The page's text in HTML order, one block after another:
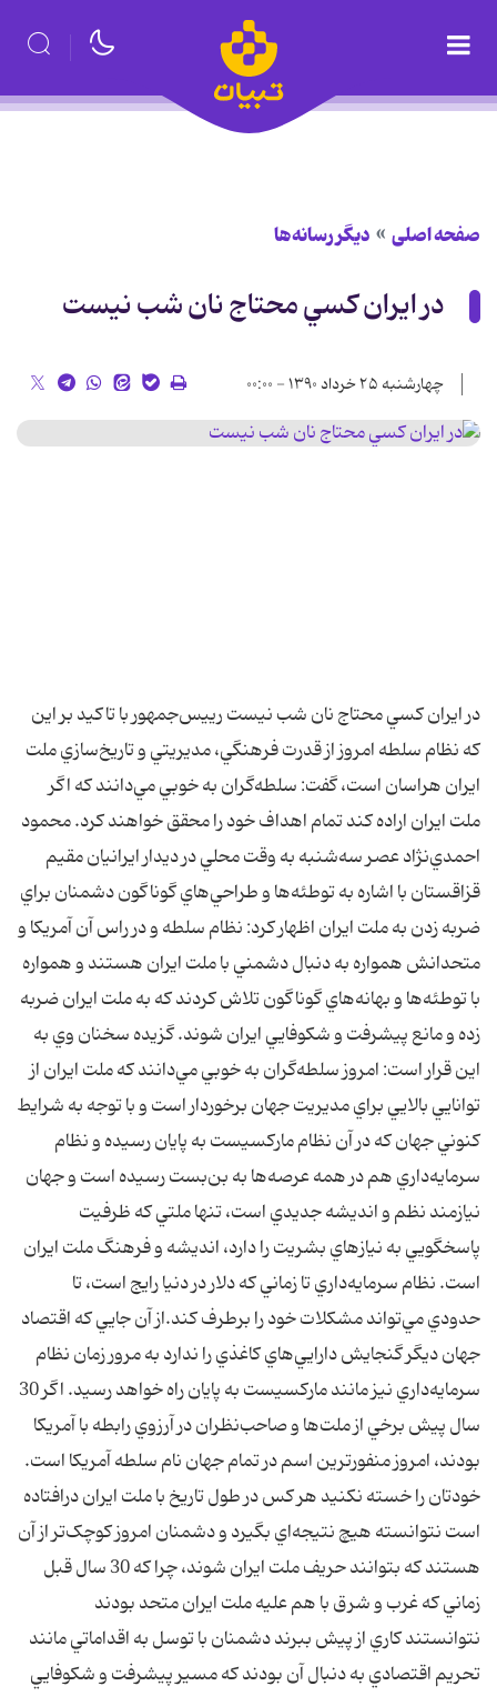
صفحه اصلی دیگر رسانه‌ها
در ايران کسي محتاج نان شب نيست
چهارشنبه ۲۵ خرداد ۱۳۹۰ - ۰۰:۰۰
در ايران کسي محتاج نان شب نيست رييس‌جمهور با تاکيد بر اين
که نظام سلطه امروز از قدرت فرهنگي، مديريتي و تاريخ‌سازي ملت
ايران هراسان است، گفت:‌ سلطه‌گران به خوبي مي‌دانند که اگر
ملت ايران اراده کند تمام اهداف خود را محقق خواهند کرد. محمود
احمدي‌نژاد عصر سه‌شنبه به وقت محلي در ديدار ايرانيان مقيم
قزاقستان با اشاره به توطئه‌ها و طراحي‌هاي گوناگون دشمنان براي
ضربه زدن به ملت ايران اظهار کرد: نظام سلطه و در راس آن آمريکا و
متحدانش همواره به دنبال دشمني با ملت ايران هستند و همواره
با توطئه‌ها و بهانه‌هاي گوناگون تلاش کردند که به ملت ايران ضربه
زده و مانع پيشرفت و شکوفايي ايران شوند. گزيده سخنان وي به
اين قرار است: امروز سلطه‌گران به خوبي مي‌دانند که ملت ايران از
توانايي بالايي براي مديريت جهان برخوردار است و با توجه به شرايط
کنوني جهان که در آن نظام مارکسيست به پايان رسيده و نظام
سرمايه‌داري هم در همه عرصه‌ها به بن‌بست رسيده است و جهان
نيازمند نظم و انديشه جديدي است، تنها ملتي که ظرفيت
پاسخگويي به نيازهاي بشريت را دارد، انديشه و فرهنگ ملت ايران
است. نظام سرمايه‌داري تا زماني که دلار در دنيا رايج است، تا
حدودي مي‌تواند مشکلات خود را برطرف کند.از آن جايي که اقتصاد
جهان ديگر گنجايش دارايي‌هاي کاغذي را ندارد به مرور زمان نظام
سرمايه‌داري نيز مانند مارکسيست به پايان راه خواهد رسيد. اگر 30
سال پيش برخي از ملت‌ها و صاحب‌نظران در آرزوي رابطه با آمريکا
بودند، امروز منفورترين اسم در تمام جهان نام سلطه آمريکا است.
خودتان را خسته نکنيد هر کس در طول تاريخ با ملت ايران درافتاده
است نتوانسته هيچ نتيجه‌اي بگيرد و دشمنان امروز کوچک‌تر از آن
هستند که بتوانند حريف ملت ايران شوند، چرا که 30 سال قبل
زماني که غرب و شرق با هم عليه ملت ايران متحد بودند
نتوانستند کاري از پيش ببرند دشمنان با توسل به اقداماتي مانند
تحريم اقتصادي به دنبال آن بودند که مسير پيشرفت و شکوفايي